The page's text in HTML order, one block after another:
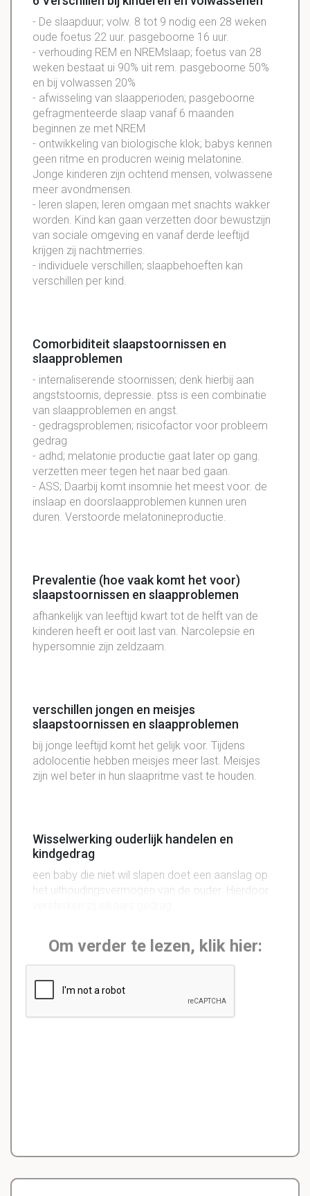
- De slaapduur; volw. 8 tot 9 nodig een 28 weken
oude foetus 22 uur. pasgeboorne 16 uur.
- verhouding REM en NREMslaap; foetus van 28
weken bestaat ui 90% uit rem. pasgeboorne 50%
en bij volwassen 20%
- afwisseling van slaapperioden; pasgeboorne
gefragmenteerde slaap vanaf 6 maanden
beginnen ze met NREM
- ontwikkeling van biologische klok; babys kennen
geen ritme en producren weinig melatonine.
Jonge kinderen zijn ochtend mensen, volwassene
meer avondmensen.
- leren slapen; leren omgaan met snachts wakker
worden. Kind kan gaan verzetten door bewustzijn
van sociale omgeving en vanaf derde leeftijd
krijgen zij nachtmerries.
- individuele verschillen; slaapbehoeften kan
verschillen per kind.
Comorbiditeit slaapstoornissen en
slaapproblemen
- internaliserende stoornissen; denk hierbij aan
angststoornis, depressie. ptss is een combinatie
van slaapproblemen en angst.
- gedragsproblemen; risicofactor voor probleem
gedrag
- adhd; melatonie productie gaat later op gang.
verzetten meer tegen het naar bed gaan.
- ASS; Daarbij komt insomnie het meest voor. de
inslaap en doorslaapproblemen kunnen uren
duren. Verstoorde melatonineproductie.
Prevalentie (hoe vaak komt het voor)
slaapstoornissen en slaapproblemen
afhankelijk van leeftijd kwart tot de helft van de
kinderen heeft er ooit last van. Narcolepsie en
hypersomnie zijn zeldzaam.
verschillen jongen en meisjes
slaapstoornissen en slaapproblemen
bij jonge leeftijd komt het gelijk voor. Tijdens
adolocentie hebben meisjes meer last. Meisjes
zijn wel beter in hun slaapritme vast te houden.
Wisselwerking ouderlijk handelen en
kindgedrag
een baby die niet wil slapen doet een aanslag op
het uithoudingsvermogen van de ouder. Hierdoor
Om verder te lezen, klik hier: